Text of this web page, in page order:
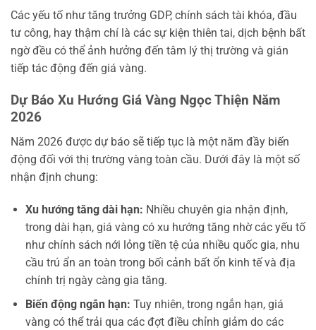
Các yếu tố như tăng trưởng GDP, chính sách tài khóa, đầu
tư công, hay thậm chí là các sự kiện thiên tai, dịch bệnh bất
ngờ đều có thể ảnh hưởng đến tâm lý thị trường và gián
tiếp tác động đến giá vàng.
Dự Báo Xu Hướng Giá Vàng Ngọc Thiện Năm
2026
Năm 2026 được dự báo sẽ tiếp tục là một năm đầy biến
động đối với thị trường vàng toàn cầu. Dưới đây là một số
nhận định chung:
Xu hướng tăng dài hạn: Nhiều chuyên gia nhận định,
trong dài hạn, giá vàng có xu hướng tăng nhờ các yếu tố
như chính sách nới lỏng tiền tệ của nhiều quốc gia, nhu
cầu trú ẩn an toàn trong bối cảnh bất ổn kinh tế và địa
chính trị ngày càng gia tăng.
Biến động ngắn hạn: Tuy nhiên, trong ngắn hạn, giá
vàng có thể trải qua các đợt điều chỉnh giảm do các